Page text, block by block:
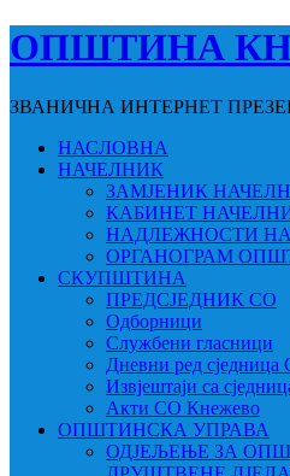
ОПШТИНА
ЗВАНИЧНА ИНТЕРНЕТ
НАСЛОВНА
НАЧЕЛНИК
ЗАМЈЕНИК
КАБИНЕТ
НАДЛЕЖНОСТИ
ОРГАНОГРАМ
СКУПШТИНА
ПРЕДСЈЕДНИК СО
Одборници
Службени гласници
Дневни ред
Извјештаји са
Акти СО Кнежево
ОПШТИНСКА УПРАВА
ОДЈЕЉЕЊЕ ЗА